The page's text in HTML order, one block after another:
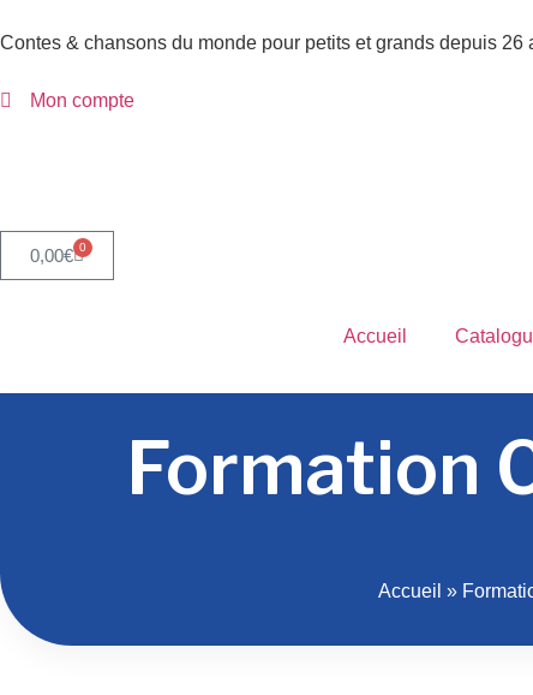
Contes & chansons du monde pour petits et grands depuis 26
Mon compte
0,00€ 0
Accueil
Formation
Accueil »